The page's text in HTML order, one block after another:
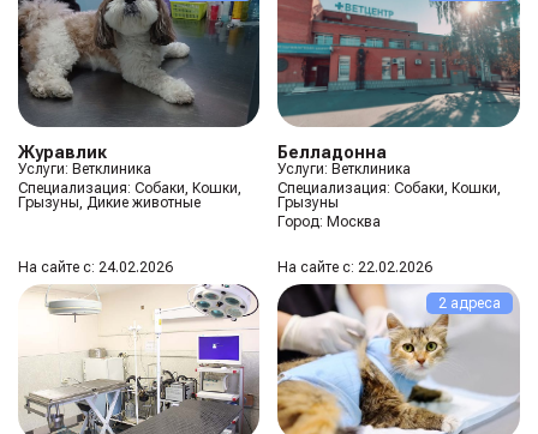
Журавлик
Услуги: Ветклиника
Специализация: Собаки, Кошки,
Грызуны, Дикие животные
Белладонна
Услуги: Ветклиника
Специализация:Собаки, Кошки,
Грызуны
Город: Москва
На сайте с: 24.02.2026 На сайте с: 22.02.2026
2 адреса